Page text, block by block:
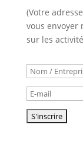
(Votre
vous envoyer
sur les